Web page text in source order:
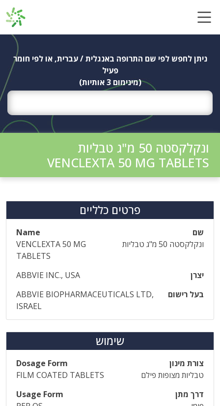
ניתן לחפש לפי שם התרופה באנגלית / עברית, או לפי חומר
פעיל
(מינימום 3 אותיות)
ונקלקסטה 50 מ"ג טבליות
VENCLEXTA 50 MG TABLETS
פרטים כלליים
שם
Name
ונקלקסטה 50 מ"ג טבליות
VENCLEXTA 50 MG
TABLETS
יצרן
ABBVIE INC., USA
בעל רישום
ABBVIE BIOPHARMACEUTICALS LTD,
ISRAEL
שימוש
צורת מינון
Dosage Form
טבליות מצופות פילם
FILM COATED TABLETS
דרך מתן
Usage Form